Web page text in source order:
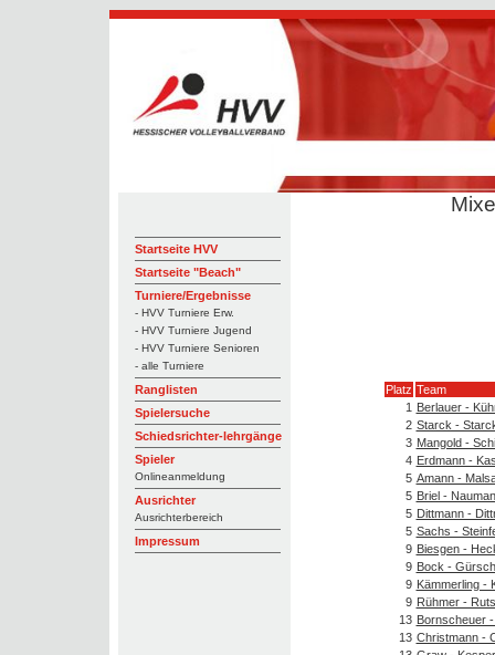
Startseite HVV
Startseite "Beach"
Turniere/Ergebnisse
- HVV Turniere Erw.
- HVV Turniere Jugend
- HVV Turniere Senioren
- alle Turniere
Ranglisten
Spielersuche
Schiedsrichter-lehrgänge
Spieler
Onlineanmeldung
Ausrichter
Ausrichterbereich
Impressum
Platz Team
1 Berlauer -
2 Starck -
3 Mangold -
4 Erdmann -
5 Amann -
5 Briel -
5 Dittmann -
5 Sachs -
9 Biesgen -
9 Bock -
9 Kämmerling -
9 Rühmer -
13 Bornscheuer
13 Christmann -